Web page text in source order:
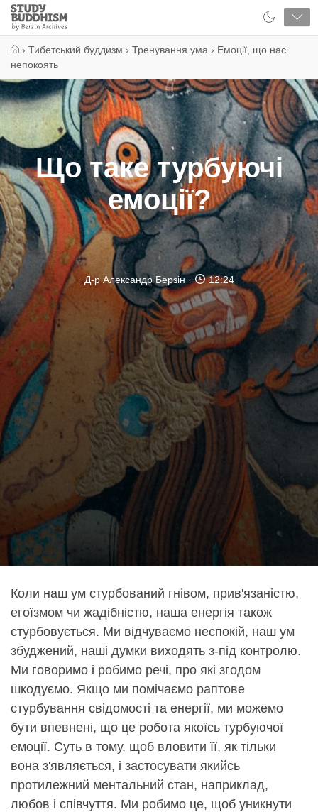
Close
Study
Buddhism
› Тибетський буддизм › Тренування ума › Емоції, що нас
непокоять
Що таке турбуючі
емоції?
Д-р Александр Берзін 12:24
Коли наш ум стурбований гнівом, прив'язаністю,
егоїзмом чи жадібністю, наша енергія також
стурбовується. Ми відчуваємо неспокій, наш ум
збуджений, наші думки виходять з-під контролю.
Ми говоримо і робимо речі, про які згодом
шкодуємо. Якщо ми помічаємо раптове
стурбування свідомості та енергії, ми можемо
бути впевнені, що це робота якоїсь турбуючої
емоції. Суть в тому, щоб вловити її, як тільки
вона з'являється, і застосувати якийсь
протилежний ментальний стан, наприклад,
любов і співчуття. Ми робимо це, щоб уникнути